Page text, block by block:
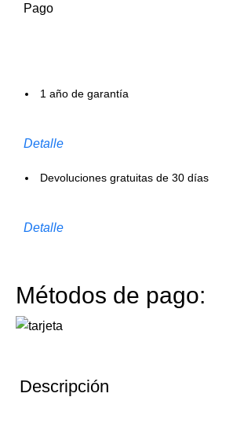
Pago
1 año de garantía
Detalle
Devoluciones gratuitas de 30 días
Detalle
Métodos de pago:
Descripción